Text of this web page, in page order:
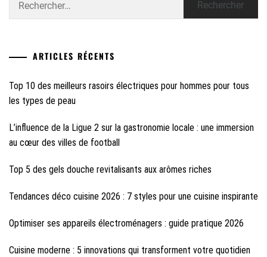
ARTICLES RÉCENTS
Top 10 des meilleurs rasoirs électriques pour hommes pour tous
les types de peau
L’influence de la Ligue 2 sur la gastronomie locale : une immersion
au cœur des villes de football
Top 5 des gels douche revitalisants aux arômes riches
Tendances déco cuisine 2026 : 7 styles pour une cuisine inspirante
Optimiser ses appareils électroménagers : guide pratique 2026
Cuisine moderne : 5 innovations qui transforment votre quotidien